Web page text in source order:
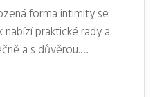
forma intimity se
praktické rady a
a s důvěrou.
a duševního
pro maximalizaci